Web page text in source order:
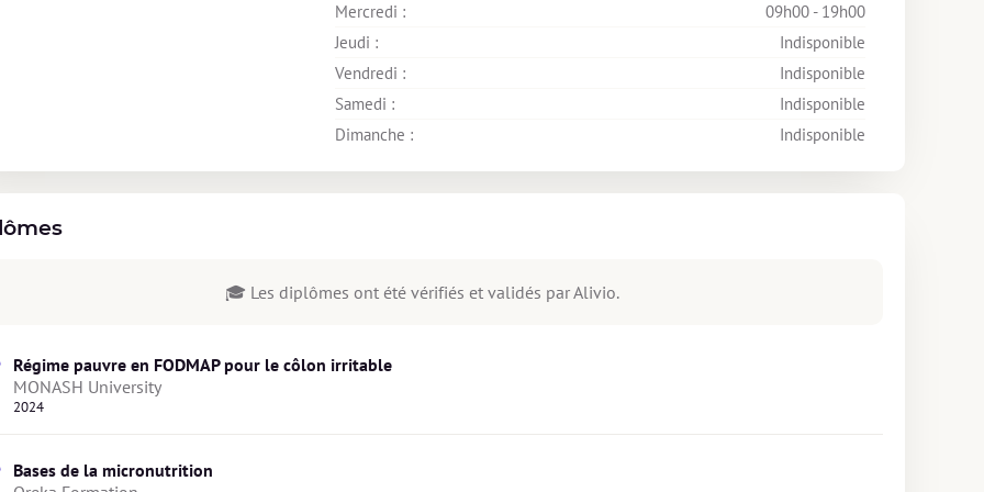
Mercredi :
09h00 - 19h00
Jeudi :
Indisponible
Vendredi :
Indisponible
Samedi :
Indisponible
Dimanche :
Indisponible
🎓 Les diplômes ont été vérifiés et validés par Alivio.
Régime pauvre en FODMAP pour le côlon irritable
MONASH University
2024
Bases de la micronutrition